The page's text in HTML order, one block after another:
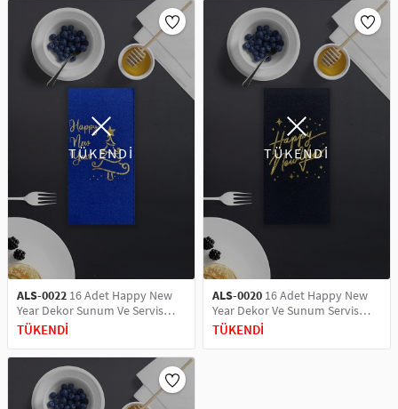
TÜKENDİ
ALS-0022 16 Adet Happy New
Year Dekor Sunum Ve Servis
Peçetesi
TÜKENDİ
TÜKENDİ
ALS-0020 16 Adet Happy New
Year Dekor Ve Sunum Servis
Peçetesi
TÜKENDİ